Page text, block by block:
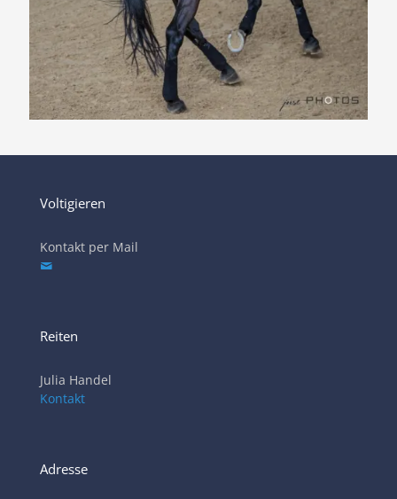
Voltigieren
Kontakt per Mail
Reiten
Julia Handel
Kontakt
Adresse